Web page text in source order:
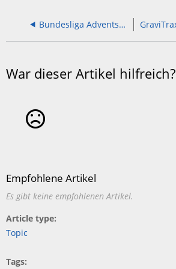
Bundesliga Adventskalender 3D
War dieser Artikel hilfreich?
Empfohlene Artikel
Es gibt keine empfohlenen Artikel.
Article type
Topic
Tags